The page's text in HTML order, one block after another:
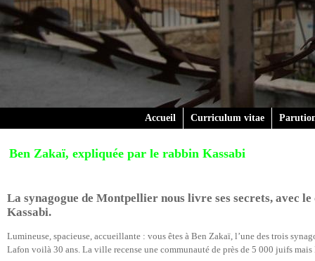
Accueil Curriculum vitae
Ben Zakaï, expliquée par le rabbin Kassabi
La synagogue de Montpellier nous livre ses secrets, avec
Kassabi.
Lumineuse, spacieuse, accueillante : vous êtes à Ben Zakaï, l’une des trois
Lafon voilà 30 ans. La ville recense une communauté de près de 5 000 juifs